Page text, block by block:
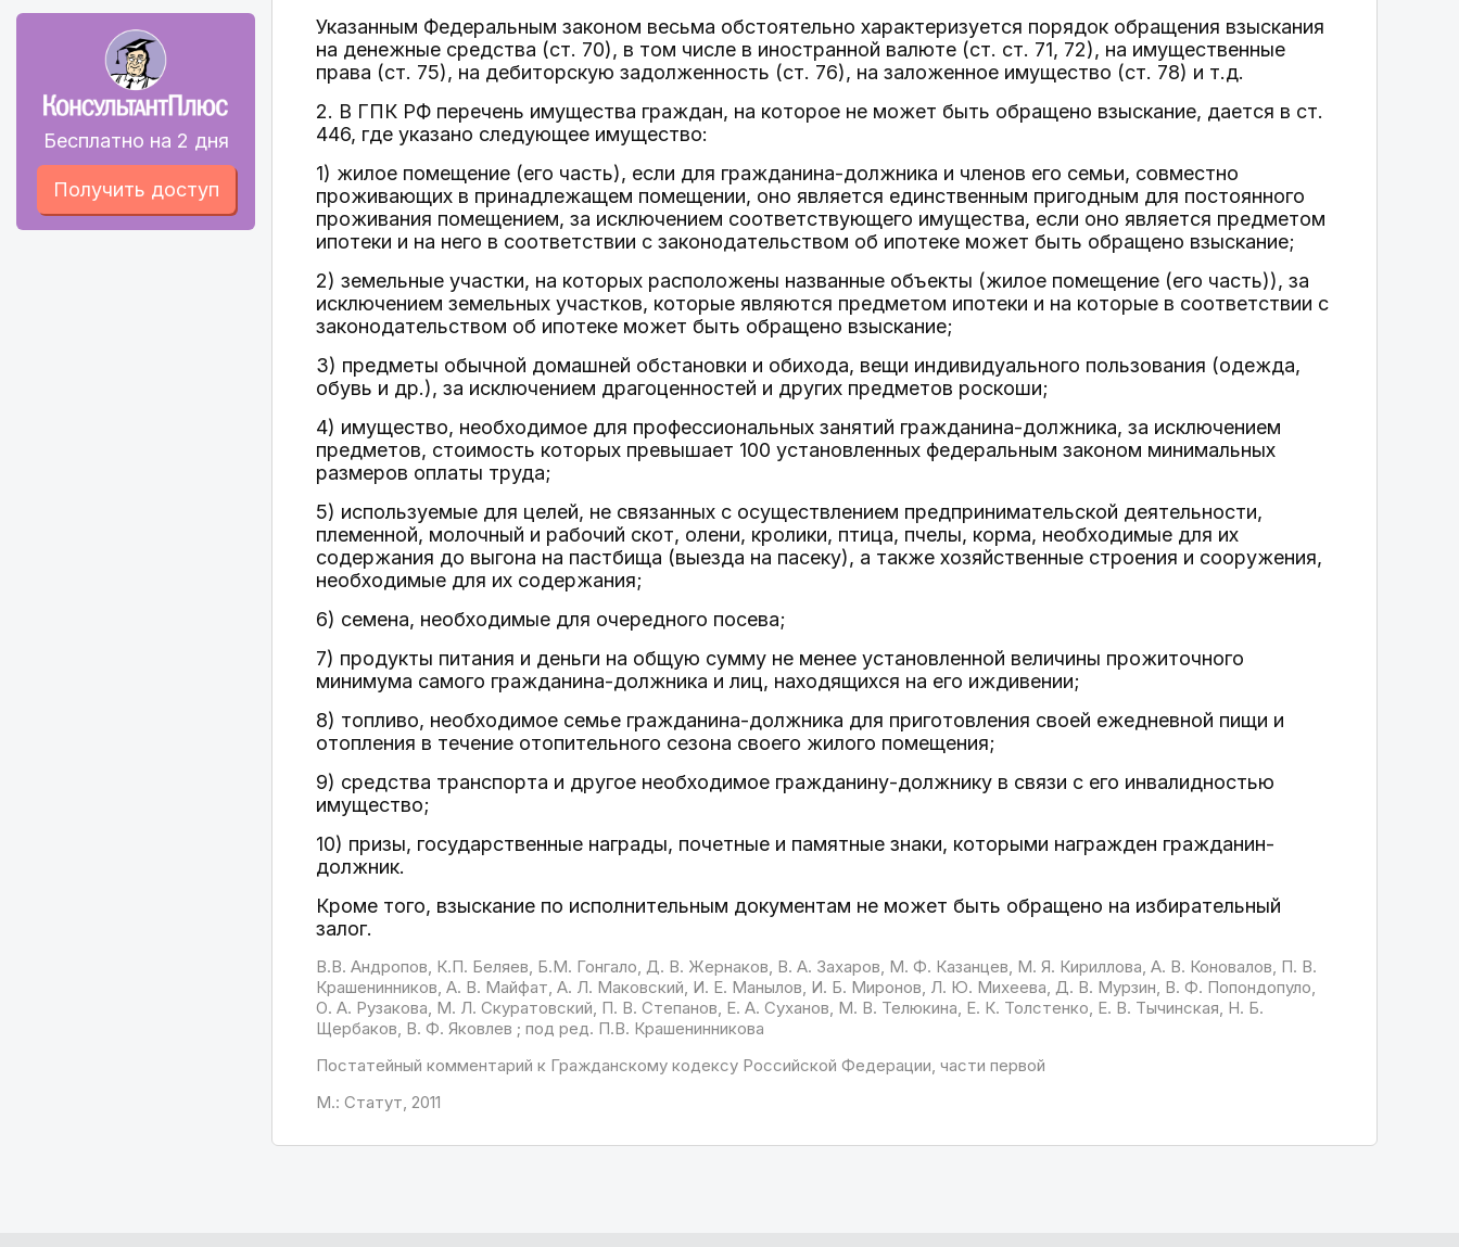
Бесплатно на 2 дня
Получить доступ
Указанным Федеральным законом весьма обстоятельно характеризуется порядок обращения взыскания
на денежные средства (ст. 70), в том числе в иностранной валюте (ст. ст. 71, 72), на имущественные
права (ст. 75), на дебиторскую задолженность (ст. 76), на заложенное имущество (ст. 78) и т.д.
2. В ГПК РФ перечень имущества граждан, на которое не может быть обращено взыскание, дается в ст.
446, где указано следующее имущество:
1) жилое помещение (его часть), если для гражданина-должника и членов его семьи, совместно
проживающих в принадлежащем помещении, оно является единственным пригодным для постоянного
проживания помещением, за исключением соответствующего имущества, если оно является предметом
ипотеки и на него в соответствии с законодательством об ипотеке может быть обращено взыскание;
2) земельные участки, на которых расположены названные объекты (жилое помещение (его часть)), за
исключением земельных участков, которые являются предметом ипотеки и на которые в соответствии с
законодательством об ипотеке может быть обращено взыскание;
3) предметы обычной домашней обстановки и обихода, вещи индивидуального пользования (одежда,
обувь и др.), за исключением драгоценностей и других предметов роскоши;
4) имущество, необходимое для профессиональных занятий гражданина-должника, за исключением
предметов, стоимость которых превышает 100 установленных федеральным законом минимальных
размеров оплаты труда;
5) используемые для целей, не связанных с осуществлением предпринимательской деятельности,
племенной, молочный и рабочий скот, олени, кролики, птица, пчелы, корма, необходимые для их
содержания до выгона на пастбища (выезда на пасеку), а также хозяйственные строения и сооружения,
необходимые для их содержания;
6) семена, необходимые для очередного посева;
7) продукты питания и деньги на общую сумму не менее установленной величины прожиточного
минимума самого гражданина-должника и лиц, находящихся на его иждивении;
8) топливо, необходимое семье гражданина-должника для приготовления своей ежедневной пищи и
отопления в течение отопительного сезона своего жилого помещения;
9) средства транспорта и другое необходимое гражданину-должнику в связи с его инвалидностью
имущество;
10) призы, государственные награды, почетные и памятные знаки, которыми награжден гражданин-
должник.
Кроме того, взыскание по исполнительным документам не может быть обращено на избирательный
залог.
В.В. Андропов, К.П. Беляев, Б.М. Гонгало, Д. В. Жернаков, В. А. Захаров, М. Ф. Казанцев, М. Я. Кириллова, А. В. Коновалов, П. В.
Крашенинников, А. В. Майфат, А. Л. Маковский, И. Е. Манылов, И. Б. Миронов, Л. Ю. Михеева, Д. В. Мурзин, В. Ф. Попондопуло,
О. А. Рузакова, М. Л. Скуратовский, П. В. Степанов, Е. А. Суханов, М. В. Телюкина, Е. К. Толстенко, Е. В. Тычинская, Н. Б.
Щербаков, В. Ф. Яковлев ; под ред. П.В. Крашенинникова
Постатейный комментарий к Гражданскому кодексу Российской Федерации, части первой
М.: Статут, 2011